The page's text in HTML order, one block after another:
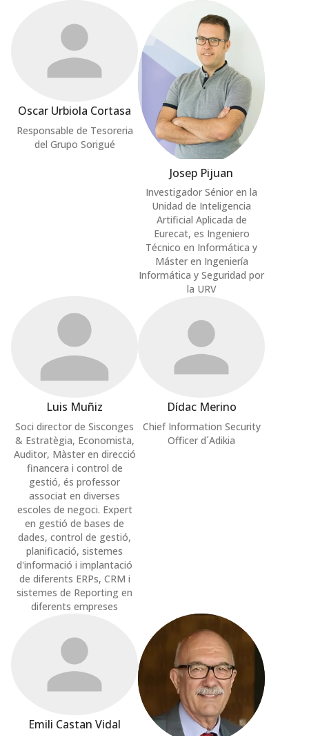
Oscar Urbiola Cortasa
Responsable de Tesoreria
del Grupo Sorigué
Josep Pijuan
Investigador Sénior en la
Unidad de Inteligencia
Artificial Aplicada de
Eurecat, es Ingeniero
Técnico en Informática y
Máster en Ingeniería
Informática y Seguridad por
la URV
Luis Muñiz
Soci director de Sisconges
& Estratègia, Economista,
Auditor, Màster en direcció
financera i control de
gestió, és professor
associat en diverses
escoles de negoci. Expert
en gestió de bases de
dades, control de gestió,
planificació, sistemes
d'informació i implantació
de diferents ERPs, CRM i
sistemes de Reporting en
diferents empreses
Dídac Merino
Chief Information Security
Officer d´Adikia
Emili Castan Vidal